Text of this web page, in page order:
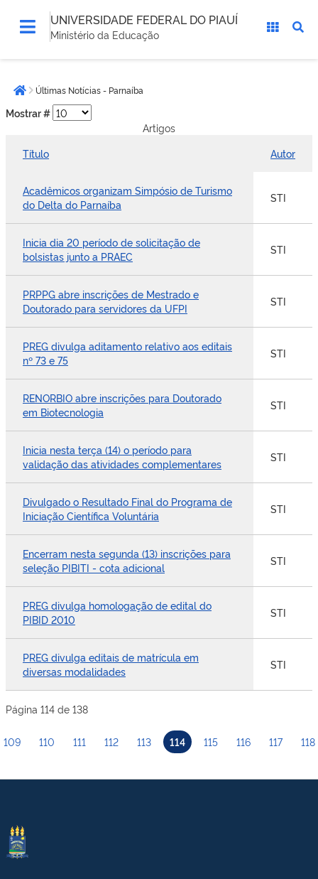
UNIVERSIDADE FEDERAL DO PIAUÍ
Ministério da Educação
estáPágina inicial
Últimas Notícias - Parnaíba
Mostrar #
Artigos
Título
Autor
Acadêmicos organizam Simpósio de Turismo
do Delta do Parnaíba
STI
Inicia dia 20 período de solicitação de
bolsistas junto a PRAEC
STI
PRPPG abre inscrições de Mestrado e
Doutorado para servidores da UFPI
STI
PREG divulga aditamento relativo aos editais
nº 73 e 75
STI
RENORBIO abre inscrições para Doutorado
em Biotecnologia
STI
Inicia nesta terça (14) o período para
validação das atividades complementares
STI
Divulgado o Resultado Final do Programa de
Iniciação Científica Voluntária
STI
Encerram nesta segunda (13) inscrições para
seleção PIBITI - cota adicional
STI
PREG divulga homologação de edital do
PIBID 2010
STI
PREG divulga editais de matrícula em
diversas modalidades
STI
Página 114 de 138
109 110 111 112 113 114 115 116 117 118